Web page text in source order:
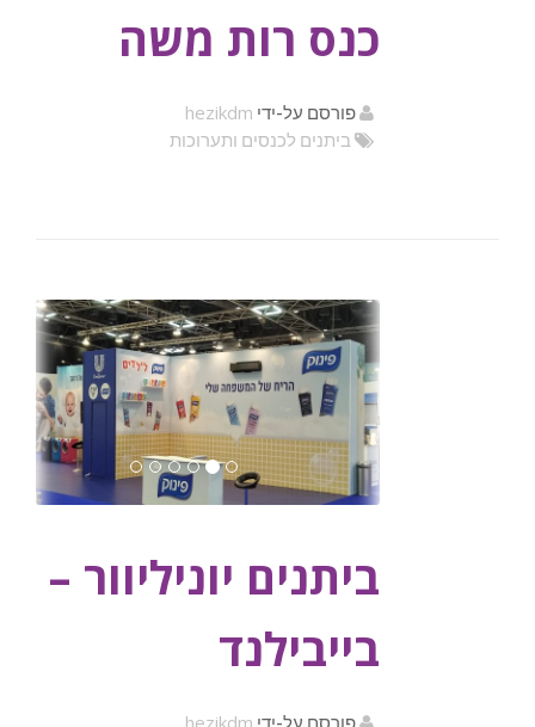
כנס רות משה
פורסם על-ידי hezikdm
ביתנים לכנסים ותערוכות
ביתנים יוניליוור –
בייבילנד